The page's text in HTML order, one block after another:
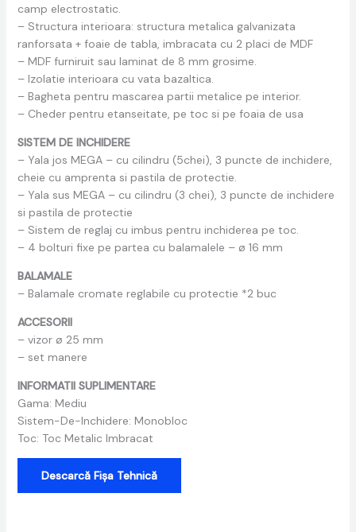
camp electrostatic.
– Structura interioara: structura metalica galvanizata
ranforsata + foaie de tabla, imbracata cu 2 placi de MDF
– MDF furniruit sau laminat de 8 mm grosime.
– Izolatie interioara cu vata bazaltica.
– Bagheta pentru mascarea partii metalice pe interior.
– Cheder pentru etanseitate, pe toc si pe foaia de usa
SISTEM DE INCHIDERE
– Yala jos MEGA – cu cilindru (5chei), 3 puncte de inchidere,
cheie cu amprenta si pastila de protectie.
– Yala sus MEGA – cu cilindru (3 chei), 3 puncte de inchidere
si pastila de protectie
– Sistem de reglaj cu imbus pentru inchiderea pe toc.
– 4 bolturi fixe pe partea cu balamalele – ø 16 mm
BALAMALE
– Balamale cromate reglabile cu protectie *2 buc
ACCESORII
– vizor ø 25 mm
– set manere
INFORMATII SUPLIMENTARE
Gama: Mediu
Sistem-De-Inchidere: Monobloc
Toc: Toc Metalic Imbracat
Descarcă Fișa Tehnică